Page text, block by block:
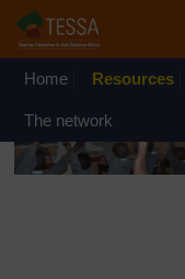
Passer au contenu principal
OpenLearn Create
August 2026 from
Home Resources
The network